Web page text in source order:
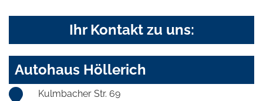
Ihr Kontakt zu uns:
Autohaus Höllerich
Kulmbacher Str. 69